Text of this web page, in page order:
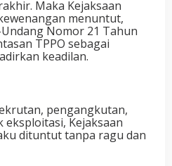
Maka Kejaksaan
menuntut,
Nomor 21 Tahun
TPPO sebagai
keadilan.
pengangkutan,
Kejaksaan
dituntut tanpa ragu dan